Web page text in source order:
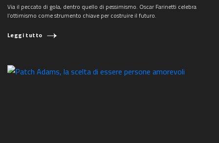
Via il peccato di gola, dentro quello di pessimismo. Oscar Farinetti celebra
l’ottimismo come strumento chiave per costruire il futuro.
Leggi tutto